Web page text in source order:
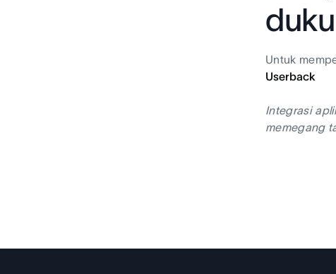
Untuk
Userback
Integrasi
memegang